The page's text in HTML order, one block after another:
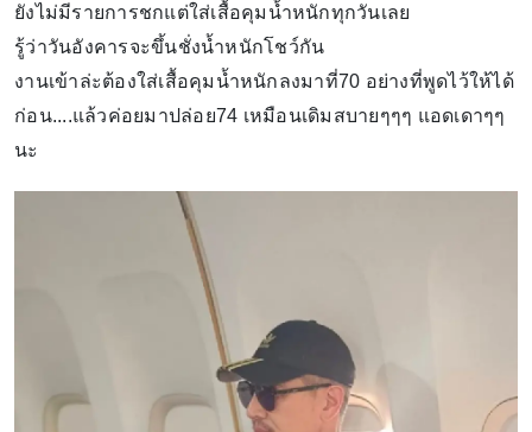
ยังไม่มีรายการชกแต่ใส่เสื้อคุมน้ำหนักทุกวันเลย
รู้ว่าวันอังคารจะขึ้นชั่งน้ำหนักโชว์กัน
งานเข้าล่ะต้องใส่เสื้อคุมน้ำหนักลงมาที่70 อย่างที่พูดไว้ให้ได้
ก่อน....แล้วค่อยมาปล่อย74 เหมือนเดิมสบายๆๆๆ แอดเดาๆๆ
นะ